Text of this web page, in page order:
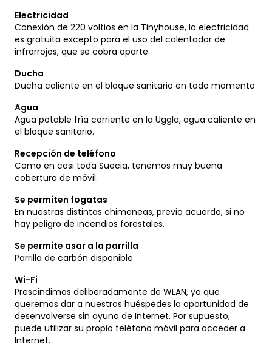
Electricidad
Conexión de 220 voltios en la Tinyhouse, la electricidad
es gratuita excepto para el uso del calentador de
infrarrojos, que se cobra aparte.
Ducha
Ducha caliente en el bloque sanitario en todo momento
Agua
Agua potable fría corriente en la Uggla, agua caliente en
el bloque sanitario.
Recepción de teléfono
Como en casi toda Suecia, tenemos muy buena
cobertura de móvil.
Se permiten fogatas
En nuestras distintas chimeneas, previo acuerdo, si no
hay peligro de incendios forestales.
Se permite asar a la parrilla
Parrilla de carbón disponible
Wi-Fi
Prescindimos deliberadamente de WLAN, ya que
queremos dar a nuestros huéspedes la oportunidad de
desenvolverse sin ayuno de Internet. Por supuesto,
puede utilizar su propio teléfono móvil para acceder a
Internet.